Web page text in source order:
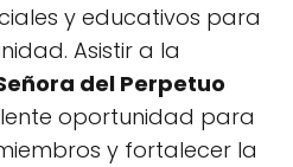
y educativos para
Asistir a la
del Perpetuo
oportunidad para
y fortalecer la